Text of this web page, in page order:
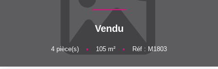
VENDRE
FAIRE GÉRER
Vendu
4 pièce(s) • 105 m² • Réf : M1803